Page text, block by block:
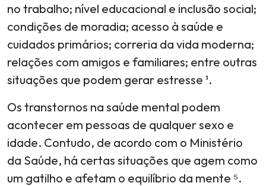
no trabalho; nível educacional e inclusão social;
condições de moradia; acesso à saúde e
cuidados primários; correria da vida moderna;
relações com amigos e familiares; entre outras
situações que podem gerar estresse ¹.
Os transtornos na saúde mental podem
acontecer em pessoas de qualquer sexo e
idade. Contudo, de acordo com o Ministério
da Saúde, há certas situações que agem como
um gatilho e afetam o equilíbrio da mente ⁵.